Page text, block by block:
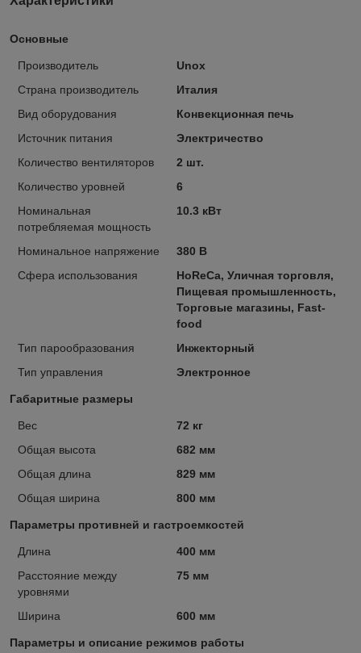
Основные
Производитель
Unox
Страна производитель
Италия
Вид оборудования
Конвекционная печь
Источник питания
Электричество
Количество вентиляторов
2 шт.
Количество уровней
6
Номинальная
потребляемая мощность
10.3 кВт
Номинальное напряжение
380 В
Сфера использования
HoReCa, Уличная торговля,
Пищевая промышленность,
Торговые магазины, Fast-
food
Тип парообразования
Инжекторный
Тип управления
Электронное
Габаритные размеры
Вес
72 кг
Общая высота
682 мм
Общая длина
829 мм
Общая ширина
800 мм
Параметры противней и гастроемкостей
Длина
400 мм
Расстояние между
уровнями
75 мм
Ширина 600 мм
Параметры и описание режимов работы